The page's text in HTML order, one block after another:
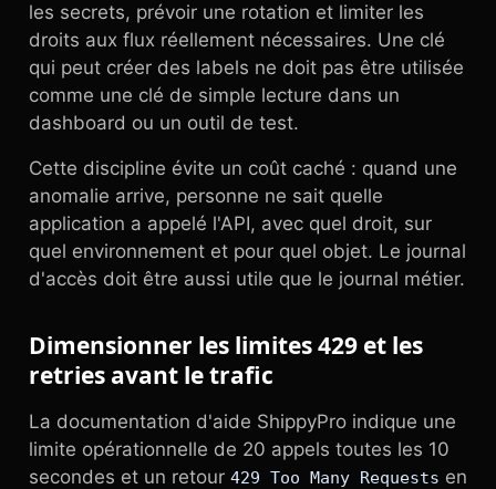
les secrets, prévoir une rotation et limiter les
droits aux flux réellement nécessaires. Une clé
qui peut créer des labels ne doit pas être utilisée
comme une clé de simple lecture dans un
dashboard ou un outil de test.
Cette discipline évite un coût caché : quand une
anomalie arrive, personne ne sait quelle
application a appelé l'API, avec quel droit, sur
quel environnement et pour quel objet. Le journal
d'accès doit être aussi utile que le journal métier.
Dimensionner les limites 429 et les
retries avant le trafic
La documentation d'aide ShippyPro indique une
limite opérationnelle de 20 appels toutes les 10
secondes et un retour 429 Too Many Requests en